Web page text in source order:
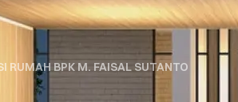
RUMAH BPK M. FAISAL SUTANTO